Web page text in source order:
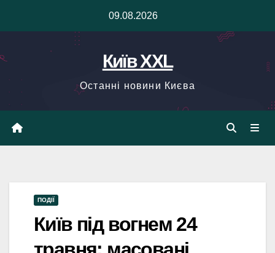
09.08.2026
Київ XXL
Останні новини Києва
ПОДІЇ
Київ під вогнем 24